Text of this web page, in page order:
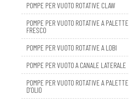
POMPE PER VUOTO ROTATIVE A
FRESCO
POMPE PER VUOTO ROTATIVE A LOBI
POMPE PER VUOTO A CANALE LATERALE
POMPE PER VUOTO ROTATIVE A
D’OLIO
DBL SMART